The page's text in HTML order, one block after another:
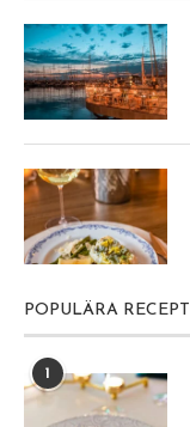
POPULÄRA RECEPT
1